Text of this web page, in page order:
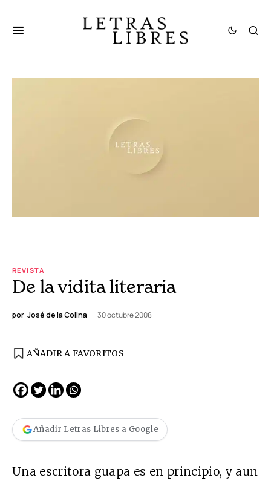
REVISTA
De la vidita literaria
por José de la Colina 30 octubre 2008
AÑADIR A FAVORITOS
Añadir Letras Libres a Google
Una escritora guapa es en principio, y aun